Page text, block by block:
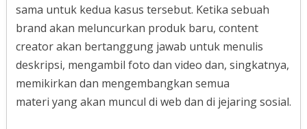
sama untuk kedua kasus tersebut. Ketika sebuah
brand akan meluncurkan produk baru, content
creator akan bertanggung jawab untuk menulis
deskripsi, mengambil foto dan video dan, singkatnya,
memikirkan dan mengembangkan semua
materi yang akan muncul di web dan di jejaring sosial.